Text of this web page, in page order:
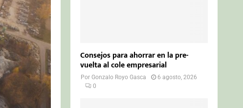
Consejos para ahorrar en la pre-
vuelta al cole empresarial
PorGonzalo Royo Gasca
6 agosto, 2026
0